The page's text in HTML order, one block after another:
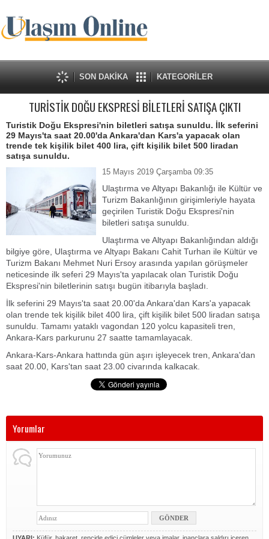
SON DAKİKA KATEGORİLER
TURİSTİK DOĞU EKSPRESİ BİLETLERİ SATIŞA ÇIKTI
Turistik Doğu Ekspresi'nin biletleri satışa sunuldu. İlk seferini
29 Mayıs'ta saat 20.00'da Ankara'dan Kars'a yapacak olan
trende tek kişilik bilet 400 lira, çift kişilik bilet 500 liradan
satışa sunuldu.
15 Mayıs 2019 Çarşamba 09:35
Ulaştırma ve Altyapı Bakanlığı ile Kültür ve
Turizm Bakanlığının girişimleriyle hayata
geçirilen Turistik Doğu Ekspresi'nin
biletleri satışa sunuldu.
Ulaştırma ve Altyapı Bakanlığından aldığı
bilgiye göre, Ulaştırma ve Altyapı Bakanı Cahit Turhan ile Kültür ve
Turizm Bakanı Mehmet Nuri Ersoy arasında yapılan görüşmeler
neticesinde ilk seferi 29 Mayıs'ta yapılacak olan Turistik Doğu
Ekspresi'nin biletlerinin satışı bugün itibarıyla başladı.
İlk seferini 29 Mayıs'ta saat 20.00'da Ankara'dan Kars'a yapacak
olan trende tek kişilik bilet 400 lira, çift kişilik bilet 500 liradan satışa
sunuldu. Tamamı yataklı vagondan 120 yolcu kapasiteli tren,
Ankara-Kars parkurunu 27 saatte tamamlayacak.
Ankara-Kars-Ankara hattında gün aşırı işleyecek tren, Ankara'dan
saat 20.00, Kars'tan saat 23.00 civarında kalkacak.
Yorumlar